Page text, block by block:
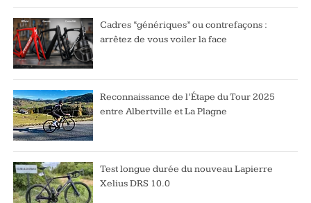
Cadres “génériques” ou contrefaçons :
arrêtez de vous voiler la face
Reconnaissance de l’Étape du Tour 2025
entre Albertville et La Plagne
Test longue durée du nouveau Lapierre
Xelius DRS 10.0